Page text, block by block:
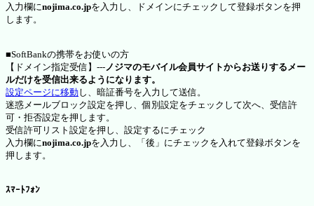
入力欄にnojima.co.jpを入力し、ドメインにチェックして登録ボタンを押
します。
■SoftBankの携帯をお使いの方
【ドメイン指定受信】---ノジマのモバイル会員サイトからお送りするメー
ルだけを受信出来るようになります。
設定ページに移動し、暗証番号を入力して送信。
迷惑メールブロック設定を押し、個別設定をチェックして次へ、受信許
可・拒否設定を押します。
受信許可リスト設定を押し、設定するにチェック
入力欄にnojima.co.jpを入力し、「後」にチェックを入れて登録ボタンを
押します。
ｽﾏｰﾄﾌｫﾝ